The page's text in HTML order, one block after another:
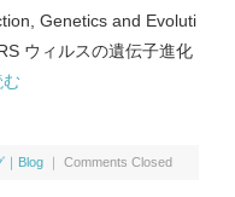
Genetics and Evoluti
ウィルスの遺伝子進化
｜Blog ｜ Comments Closed